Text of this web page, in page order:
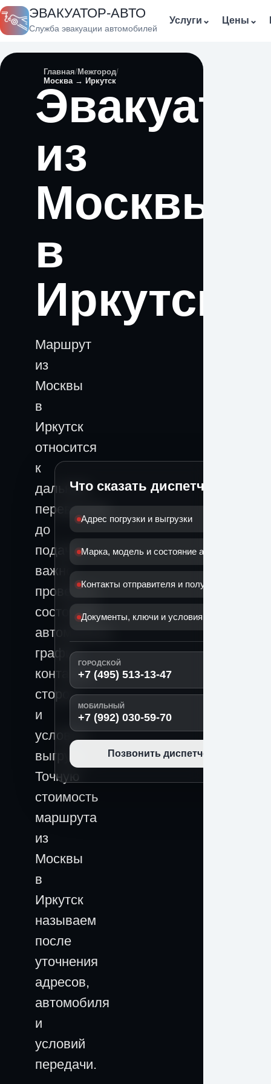
ЭВАКУАТОР-АВТО
Служба эвакуации автомобилей
Услуги ⌄ Цены ⌄
Главная Межгород
Москва → Иркутск
из
Москвы
в
Иркутск
Маршрут
из
Москвы
в
Иркутск
относится
к
дальним
перевозкам:
до
подачи
важно
проверить
состояние
автомобиля,
график,
контакты
сторон
и
условия
выгрузки.
Точную
стоимость
маршрута
из
Москвы
в
Иркутск
называем
после
уточнения
адресов,
автомобиля
и
условий
передачи.
Что сказать диспетчеру
Адрес погрузки и выгрузки
Марка, модель и состояние автомобиля
Контакты отправителя и получателя
Документы, ключи и условия передачи
ГОРОДСКОЙ
+7 (495) 513-13-47
МОБИЛЬНЫЙ
+7 (992) 030-59-70
Позвонить диспетчеру